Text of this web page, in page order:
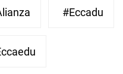
#eccadu